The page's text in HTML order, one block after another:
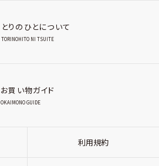
とりのひとについて
TORINOHITO NI TSUITE
お買い物ガイド
OKAIMONO GUIDE
利用規約